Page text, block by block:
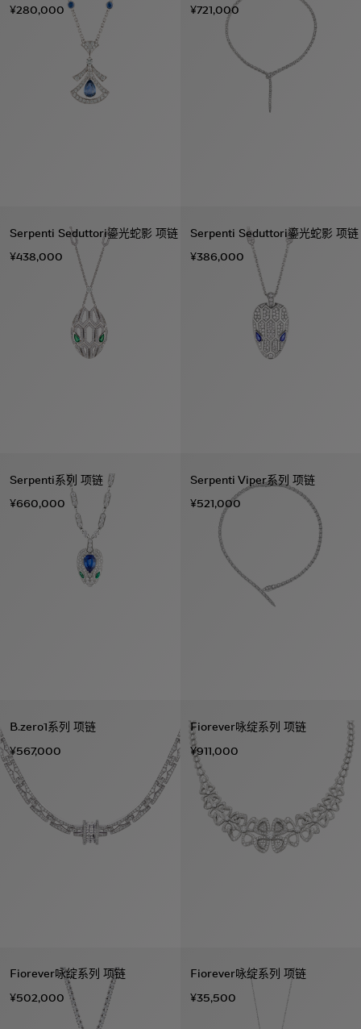
¥280,000
¥721,000
Serpenti Seduttori鎏光蛇影 项链
¥438,000
Serpenti Seduttori鎏光蛇影 项链
¥386,000
Serpenti系列 项链
¥660,000
Serpenti Viper系列 项链
¥521,000
B.zero1系列 项链
¥567,000
Fiorever咏绽系列 项链
¥911,000
Fiorever咏绽系列 项链
¥502,000
Fiorever咏绽系列 项链
¥35,500